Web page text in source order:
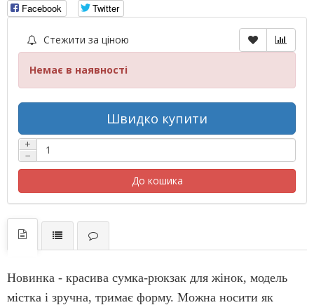
Facebook
Twitter
Стежити за ціною
Немає в наявності
Швидко купити
+
−
До кошика
Новинка - красива сумка-рюкзак для жінок, модель
містка і зручна, тримає форму. Можна носити як